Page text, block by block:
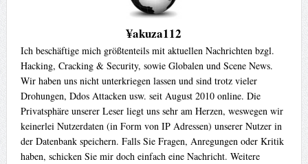
¥akuza112
Ich beschäftige mich größtenteils mit aktuellen Nachrichten bzgl.
Hacking, Cracking & Security, sowie Globalen und Scene News.
Wir haben uns nicht unterkriegen lassen und sind trotz vieler
Drohungen, Ddos Attacken usw. seit August 2010 online. Die
Privatsphäre unserer Leser liegt uns sehr am Herzen, weswegen wir
keinerlei Nutzerdaten (in Form von IP Adressen) unserer Nutzer in
der Datenbank speichern. Falls Sie Fragen, Anregungen oder Kritik
haben, schicken Sie mir doch einfach eine Nachricht. Weitere